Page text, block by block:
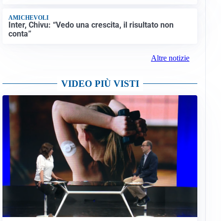
AMICHEVOLI
Inter, Chivu: “Vedo una crescita, il risultato non
conta”
Altre notizie
VIDEO PIÙ VISTI